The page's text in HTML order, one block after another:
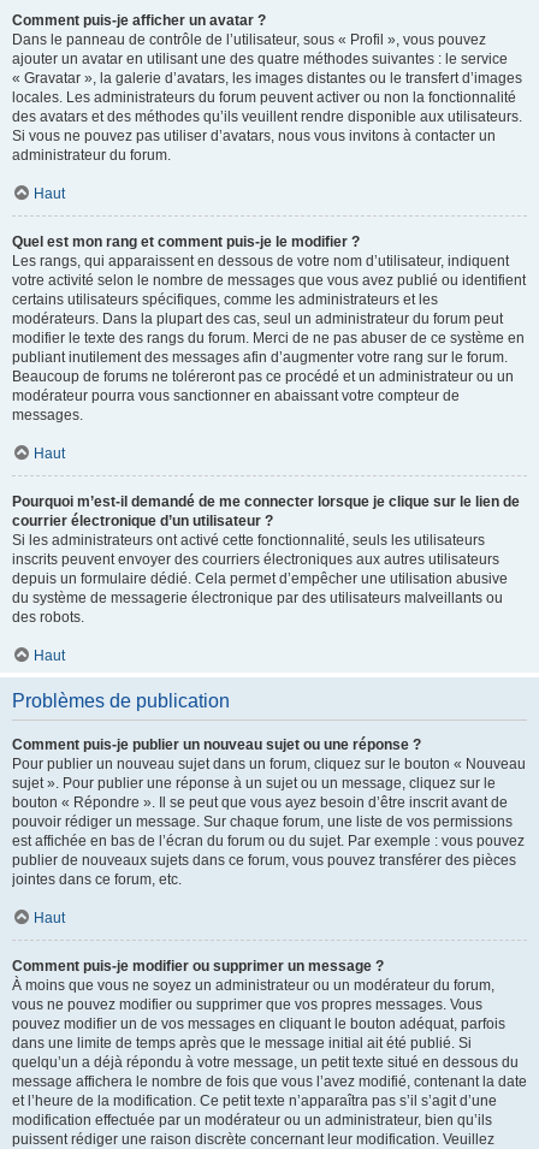
Comment puis-je afficher un avatar ?
Dans le panneau de contrôle de l’utilisateur, sous « Profil », vous pouvez
ajouter un avatar en utilisant une des quatre méthodes suivantes : le service
« Gravatar », la galerie d’avatars, les images distantes ou le transfert d’images
locales. Les administrateurs du forum peuvent activer ou non la fonctionnalité
des avatars et des méthodes qu’ils veuillent rendre disponible aux utilisateurs.
Si vous ne pouvez pas utiliser d’avatars, nous vous invitons à contacter un
administrateur du forum.
Haut
Quel est mon rang et comment puis-je le modifier ?
Les rangs, qui apparaissent en dessous de votre nom d’utilisateur, indiquent
votre activité selon le nombre de messages que vous avez publié ou identifient
certains utilisateurs spécifiques, comme les administrateurs et les
modérateurs. Dans la plupart des cas, seul un administrateur du forum peut
modifier le texte des rangs du forum. Merci de ne pas abuser de ce système en
publiant inutilement des messages afin d’augmenter votre rang sur le forum.
Beaucoup de forums ne toléreront pas ce procédé et un administrateur ou un
modérateur pourra vous sanctionner en abaissant votre compteur de
messages.
Haut
Pourquoi m’est-il demandé de me connecter lorsque je clique sur le lien de
courrier électronique d’un utilisateur ?
Si les administrateurs ont activé cette fonctionnalité, seuls les utilisateurs
inscrits peuvent envoyer des courriers électroniques aux autres utilisateurs
depuis un formulaire dédié. Cela permet d’empêcher une utilisation abusive
du système de messagerie électronique par des utilisateurs malveillants ou
des robots.
Haut
Problèmes de publication
Comment puis-je publier un nouveau sujet ou une réponse ?
Pour publier un nouveau sujet dans un forum, cliquez sur le bouton « Nouveau
sujet ». Pour publier une réponse à un sujet ou un message, cliquez sur le
bouton « Répondre ». Il se peut que vous ayez besoin d’être inscrit avant de
pouvoir rédiger un message. Sur chaque forum, une liste de vos permissions
est affichée en bas de l’écran du forum ou du sujet. Par exemple : vous pouvez
publier de nouveaux sujets dans ce forum, vous pouvez transférer des pièces
jointes dans ce forum, etc.
Haut
Comment puis-je modifier ou supprimer un message ?
À moins que vous ne soyez un administrateur ou un modérateur du forum,
vous ne pouvez modifier ou supprimer que vos propres messages. Vous
pouvez modifier un de vos messages en cliquant le bouton adéquat, parfois
dans une limite de temps après que le message initial ait été publié. Si
quelqu’un a déjà répondu à votre message, un petit texte situé en dessous du
message affichera le nombre de fois que vous l’avez modifié, contenant la date
et l’heure de la modification. Ce petit texte n’apparaîtra pas s’il s’agit d’une
modification effectuée par un modérateur ou un administrateur, bien qu’ils
puissent rédiger une raison discrète concernant leur modification. Veuillez